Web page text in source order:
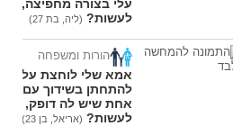
ולא יודעת איפה להכיר
5
עצות
עוד שאלות חדשות במדור
עלי בצורה מחפיצה, מה
לעשות? (ליה, בת 27)
הורות ומשפחה
אמא שלי לוחצת עליי
להתחתן בשידוך עם כל
אחת שיש לה דופק, מה
לעשות? (אריאל, בן 23)